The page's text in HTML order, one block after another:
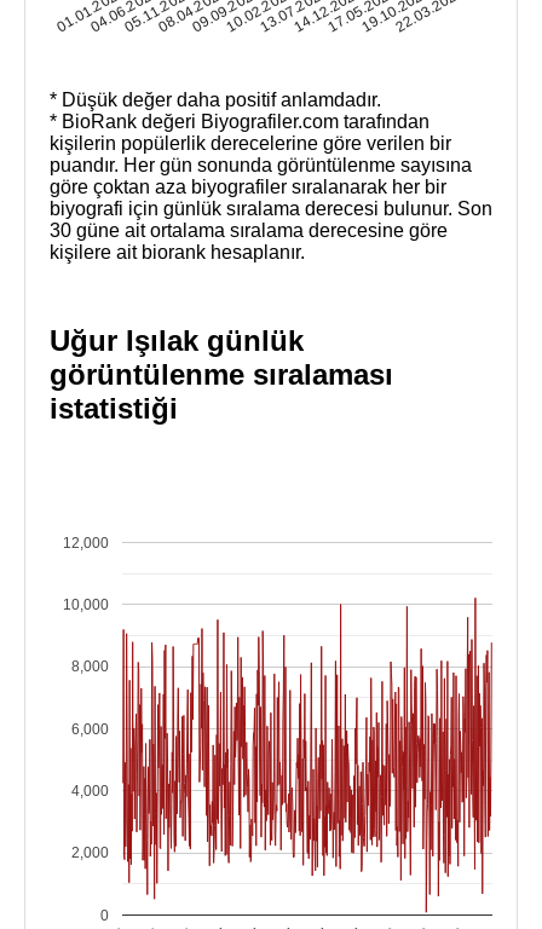
* Düşük değer daha positif anlamdadır.
* BioRank değeri Biyografiler.com tarafından
kişilerin popülerlik derecelerine göre verilen bir
puandır. Her gün sonunda görüntülenme sayısına
göre çoktan aza biyografiler sıralanarak her bir
biyografi için günlük sıralama derecesi bulunur. Son
30 güne ait ortalama sıralama derecesine göre
kişilere ait biorank hesaplanır.
Uğur Işılak günlük
görüntülenme sıralaması
istatistiği
0
2,000
4,000
6,000
8,000
10,000
12,000